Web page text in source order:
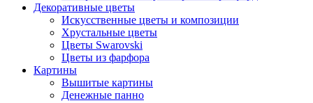
Декоративные цветы
Искусственные цветы и композиции
Хрустальные цветы
Цветы Swarovski
Цветы из фарфора
Картины
Вышитые картины
Денежные панно